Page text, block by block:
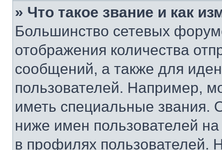
» Что такое звание и как
Большинство сетевых
отображения количества
сообщений, а также для
пользователей. Например,
иметь специальные звания.
ниже имен пользователей
в профилях